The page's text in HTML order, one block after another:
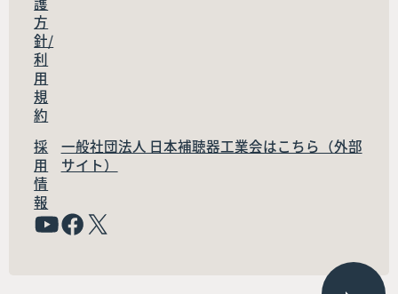
方
針/
利
用
規
約
採
用
情
報
一般社団法人 日本補聴器工業会はこちら（外部
サイト）